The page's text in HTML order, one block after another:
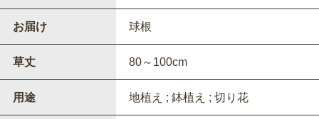
お届け 球根
草丈 80～100cm
用途 地植え ; 鉢植え ; 切り花